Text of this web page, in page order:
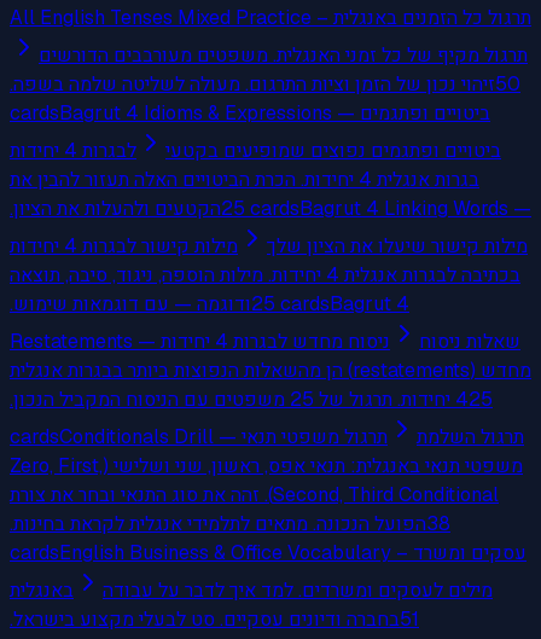
All English Tenses Mixed Practice – תרגול כל הזמנים באנגלית
תרגול מקיף של כל זמני האנגלית. משפטים מעורבבים הדורשים
זיהוי נכון של הזמן וציות התרגום. מעולה לשליטה שלמה בשפה.50
cardsBagrut 4 Idioms & Expressions — ביטויים ופתגמים
לבגרות 4 יחידות
ביטויים ופתגמים נפוצים שמופיעים בקטעי
בגרות אנגלית 4 יחידות. הכרת הביטויים האלה תעזור להבין את
הקטעים ולהעלות את הציון.25 cardsBagrut 4 Linking Words —
מילות קישור לבגרות 4 יחידות
מילות קישור שיעלו את הציון שלך
בכתיבה לבגרות אנגלית 4 יחידות. מילות הוספה, ניגוד, סיבה, תוצאה
ודוגמה — עם דוגמאות שימוש.25 cardsBagrut 4
Restatements — ניסוח מחדש לבגרות 4 יחידות
שאלות ניסוח
מחדש (restatements) הן מהשאלות הנפוצות ביותר בבגרות אנגלית
4 יחידות. תרגול של 25 משפטים עם הניסוח המקביל הנכון.25
cards
Conditionals Drill — תרגול משפטי תנאי
תרגול השלמת
משפטי תנאי באנגלית: תנאי אפס, ראשון, שני ושלישי (Zero, First,
Second, Third Conditional). זהה את סוג התנאי ובחר את צורת
הפועל הנכונה. מתאים לתלמידי אנגלית לקראת בחינות.38
cardsEnglish Business & Office Vocabulary – עסקים ומשרד
באנגלית
מילים לעסקים ומשרדים. למד איך לדבר על עבודה
בחברה ודיונים עסקיים. סט לבעלי מקצוע בישראל.51